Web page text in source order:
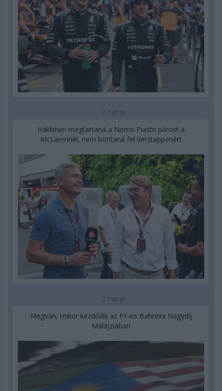
2 napja
Hakkinen megtartaná a Norris-Piastri párost a
McLarennél, nem borítaná fel Verstappenért
2 napja
Megvan, mikor kezdődik az F1-es Bahreini Nagydíj
Malajziában